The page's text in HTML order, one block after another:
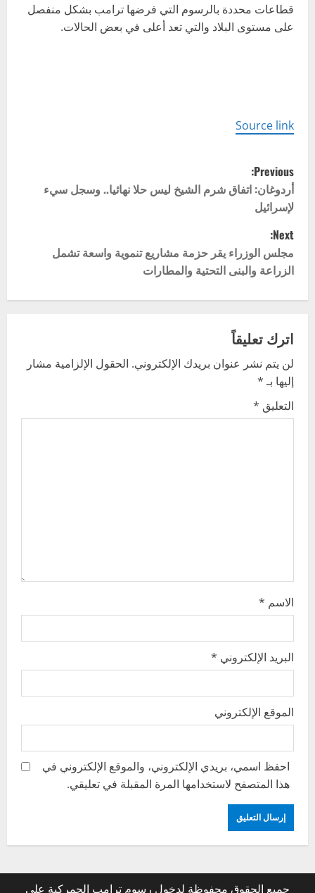
قطاعات محددة بالرسوم التي فرضها ترامب بشكل منفصل
على مستوى البلاد والتي تعد أعلى في بعض الحالات.
Source link
P
o
s
t
n
v
i
g
Previous:
أردوغان: اتفاق شرم الشيخ ليس حلا نهائيا.. وسجل سيء
لإسرائيل
Next:
مجلس الوزراء يقر حزمة مشاريع تنموية واسعة تشمل
الزراعة والبنى التحتية والمطارات
اترك تعليقاً
لن يتم نشر عنوان بريدك الإلكتروني. الحقول الإلزامية مشار
إليها بـ*
التعليق *
الاسم *
البريد الإلكتروني *
الموقع الإلكتروني
احفظ اسمي، بريدي الإلكتروني، والموقع الإلكتروني في
هذا المتصفح لاستخدامها المرة المقبلة في تعليقي.
جميع الحقوق محفوظة لدخول رسوم ترامب الجمركية على